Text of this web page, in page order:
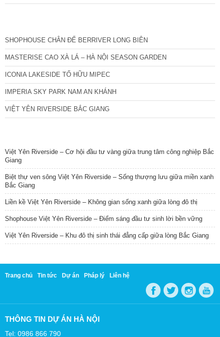
SHOPHOUSE CHÂN ĐẾ BERRIVER LONG BIÊN
MASTERISE CAO XÀ LÁ – HÀ NỘI SEASON GARDEN
ICONIA LAKESIDE TỐ HỮU MIPEC
IMPERIA SKY PARK NAM AN KHÁNH
VIỆT YÊN RIVERSIDE BẮC GIANG
Việt Yên Riverside – Cơ hội đầu tư vàng giữa trung tâm công nghiệp Bắc
Giang
Biệt thự ven sông Việt Yên Riverside – Sống thượng lưu giữa miền xanh
Bắc Giang
Liền kề Việt Yên Riverside – Không gian sống xanh giữa lòng đô thị
Shophouse Việt Yên Riverside – Điểm sáng đầu tư sinh lời bền vững
Việt Yên Riverside – Khu đô thị sinh thái đẳng cấp giữa lòng Bắc Giang
Trang chủ Tin tức Dự án Pháp lý Liên hệ
THÔNG TIN DỰ ÁN HÀ NỘI
Tel: 0986 866 790